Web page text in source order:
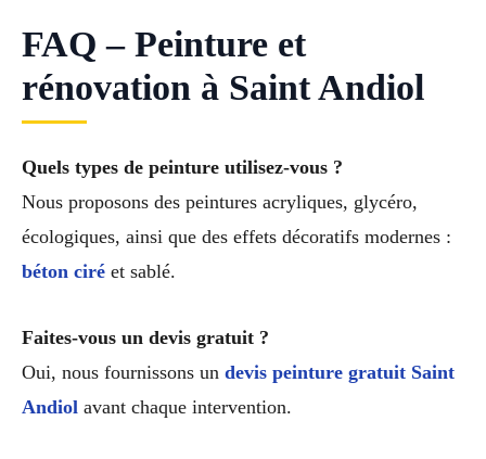
FAQ – Peinture et
rénovation à Saint Andiol
Quels types de peinture utilisez-vous ?
Nous proposons des peintures acryliques, glycéro,
écologiques, ainsi que des effets décoratifs modernes :
béton ciré et sablé.
Faites-vous un devis gratuit ?
Oui, nous fournissons un devis peinture gratuit Saint
Andiol avant chaque intervention.